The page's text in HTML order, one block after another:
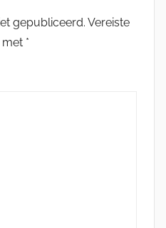
gepubliceerd. Vereiste
met *